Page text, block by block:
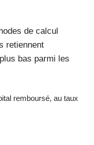
de calcul
retiennent
bas parmi les
remboursé, au taux